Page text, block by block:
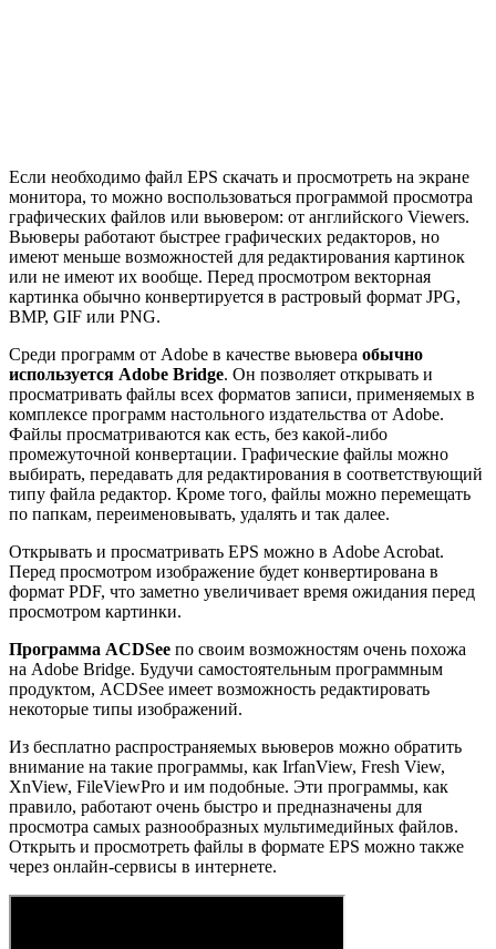
Если необходимо файл EPS скачать и просмотреть на экране
монитора, то можно воспользоваться программой просмотра
графических файлов или вьювером: от английского Viewers.
Вьюверы работают быстрее графических редакторов, но
имеют меньше возможностей для редактирования картинок
или не имеют их вообще. Перед просмотром векторная
картинка обычно конвертируется в растровый формат JPG,
BMP, GIF или PNG.
Среди программ от Adobe в качестве вьювера обычно
используется Adobe Bridge. Он позволяет открывать и
просматривать файлы всех форматов записи, применяемых в
комплексе программ настольного издательства от Adobe.
Файлы просматриваются как есть, без какой-либо
промежуточной конвертации. Графические файлы можно
выбирать, передавать для редактирования в соответствующий
типу файла редактор. Кроме того, файлы можно перемещать
по папкам, переименовывать, удалять и так далее.
Открывать и просматривать EPS можно в Adobe Acrobat.
Перед просмотром изображение будет конвертирована в
формат PDF, что заметно увеличивает время ожидания перед
просмотром картинки.
Программа ACDSee по своим возможностям очень похожа
на Adobe Bridge. Будучи самостоятельным программным
продуктом, ACDSee имеет возможность редактировать
некоторые типы изображений.
Из бесплатно распространяемых вьюверов можно обратить
внимание на такие программы, как IrfanView, Fresh View,
XnView, FileViewPro и им подобные. Эти программы, как
правило, работают очень быстро и предназначены для
просмотра самых разнообразных мультимедийных файлов.
Открыть и просмотреть файлы в формате EPS можно также
через онлайн-сервисы в интернете.